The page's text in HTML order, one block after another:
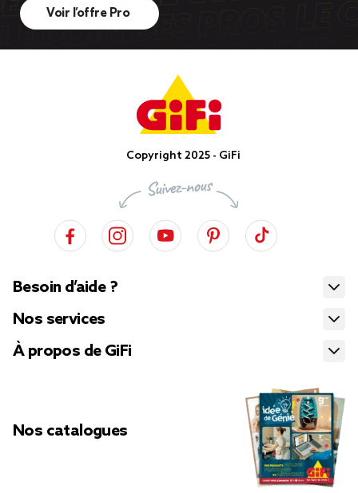
Voir l’offre Pro
Copyright 2025 - GiFi
Besoin d’aide ?
Nos services
À propos de GiFi
Nos catalogues